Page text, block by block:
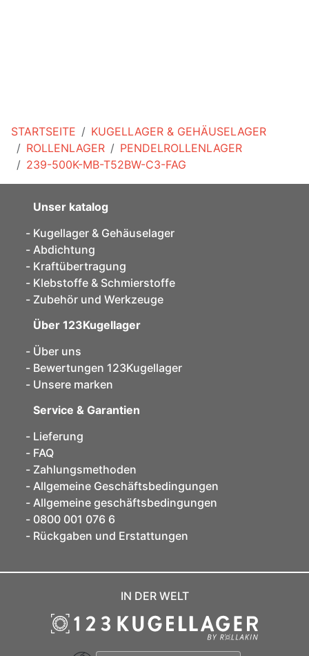
STARTSEITE
KUGELLAGER & GEHÄUSELAGER
ROLLENLAGER
PENDELROLLENLAGER
239-500K-MB-T52BW-C3-FAG
Unser katalog
Kugellager & Gehäuselager
Abdichtung
Kraftübertragung
Klebstoffe & Schmierstoffe
Zubehör und Werkzeuge
Über 123Kugellager
Über uns
Bewertungen 123Kugellager
Unsere marken
Service & Garantien
Lieferung
FAQ
Zahlungsmethoden
Allgemeine Geschäftsbedingungen
Allgemeine geschäftsbedingungen
0800 001 076 6
Rückgaben und Erstattungen
IN DER WELT